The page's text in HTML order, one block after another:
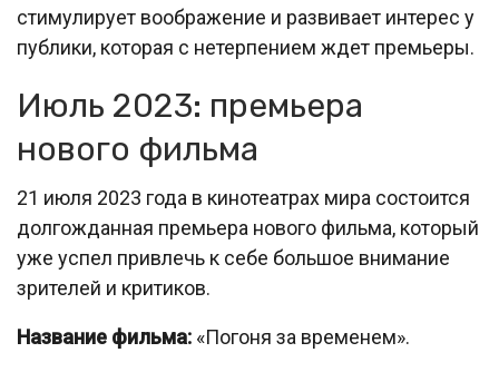
стимулирует воображение и развивает интерес у
публики, которая с нетерпением ждет премьеры.
Июль 2023: премьера
нового фильма
21 июля 2023 года в кинотеатрах мира состоится
долгожданная премьера нового фильма, который
уже успел привлечь к себе большое внимание
зрителей и критиков.
Название фильма: «Погоня за временем».